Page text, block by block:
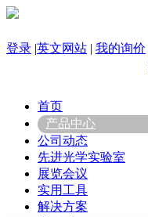
登录 |英文网站 | 我的询价
首页
产品中心
公司动态
先进光学实验室
展览会议
实用工具
解决方案